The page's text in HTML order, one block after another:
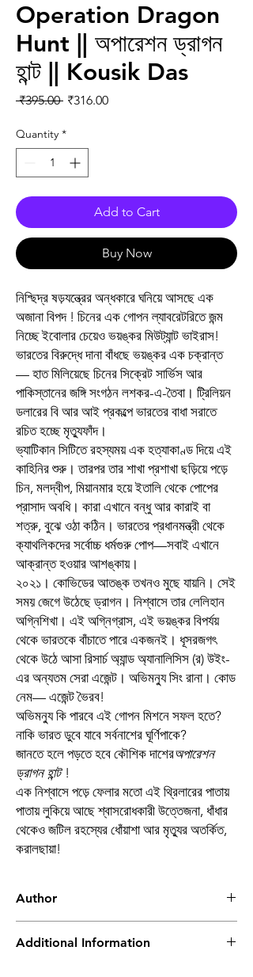
Operation Dragon
Hunt || অপারেশন ড্রাগন
হান্ট || Kousik Das
₹395.00 Regular Price
₹316.00Sale Price
Quantity *
Add to Cart
Buy Now
নিশ্ছিদ্র ষড়যন্ত্রের অন্ধকারে ঘনিয়ে আসছে এক
অজানা বিপদ ! চিনের এক গোপন ল্যাবরেটরিতে জন্ম
নিচ্ছে ইবোলার চেয়েও ভয়ঙ্কর মিউট্যান্ট ভাইরাস!
ভারতের বিরুদ্ধে দানা বাঁধছে ভয়ঙ্কর এক চক্রান্ত
— হাত মিলিয়েছে চিনের সিক্রেট সার্ভিস আর
পাকিস্তানের জঙ্গি সংগঠন লশকর-এ-তৈবা। ট্রিলিয়ন
ডলারের বি আর আই প্রকল্পে ভারতের বাধা সরাতে
রচিত হচ্ছে মৃত্যুফাঁদ।
ভ্যাটিকান সিটিতে রহস্যময় এক হত্যাকাণ্ড দিয়ে এই
কাহিনির শুরু। তারপর তার শাখা প্রশাখা ছড়িয়ে পড়ে
চিন, মলদ্বীপ, মিয়ানমার হয়ে ইতালি থেকে পোপের
প্রাসাদ অবধি। কারা এখানে বন্ধু আর কারাই বা
শত্রু, বুঝে ওঠা কঠিন। ভারতের প্রধানমন্ত্রী থেকে
ক্যাথলিকদের সর্বোচ্চ ধর্মগুরু পোপ—সবাই এখানে
আক্রান্ত হওয়ার আশঙ্কায়।
২০২১। কোভিডের আতঙ্ক তখনও মুছে যায়নি। সেই
সময় জেগে উঠেছে ড্রাগন। নিশ্বাসে তার লেলিহান
অগ্নিশিখা। এই অগ্নিগ্রাস, এই ভয়ঙ্কর বিপর্যয়
থেকে ভারতকে বাঁচাতে পারে একজনই। ধূসরজগৎ
থেকে উঠে আসা রিসার্চ অ্যান্ড অ্যানালিসিস (র) উইং-
এর অন্যতম সেরা এজেন্ট। অভিমন্যু সিং রানা। কোড
নেম— এজেন্ট ভৈরব!
অভিমন্যু কি পারবে এই গোপন মিশনে সফল হতে?
নাকি ভারত ডুবে যাবে সর্বনাশের ঘূর্ণিপাকে?
জানতে হলে পড়তে হবে কৌশিক দাশেরঅপারেশন
ড্রাগন হান্ট !
এক নিশ্বাসে পড়ে ফেলার মতো এই থ্রিলারের পাতায়
পাতায় লুকিয়ে আছে শ্বাসরোধকারী উত্তেজনা, ধাঁধার
থেকেও জটিল রহস্যের ধোঁয়াশা আর মৃত্যুর অতর্কিত,
করালছায়া!
Author
Additional Information